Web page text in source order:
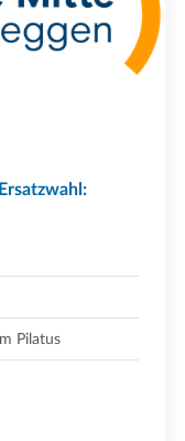
Pilatus